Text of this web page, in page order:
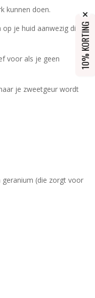
kunnen doen.
je huid aanwezig die
voor als je geen
je zweetgeur wordt
geranium (die zorgt voor
10% KORTING